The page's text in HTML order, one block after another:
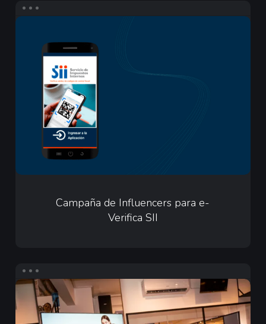
Campaña
Influencers
Verifica
de
Influencers
SII
Campaña de Influencers para e-
Verifica SII
Infuencers
para